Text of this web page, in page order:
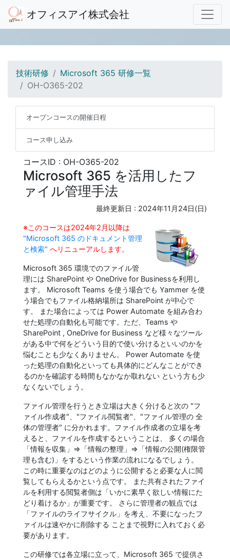
オフィスアイ株式会社
技術研修
Microsoft 365 研修一覧
OH-O365-202
オープンコースの開催日程
コース申し込み
コースID : OH-O365-202
Microsoft 365 を活用したフ
ァイル管理手法
最終更新日 : 2024年11月24日(日)
※このコースは2024年2月以降は
"Microsoft 365 のドキュメント管理
と検索" へリニューアルします。
Microsoft 365 環境でのファイル管
理には SharePoint や OneDrive for Businessを利用し
ます。 Microsoft Teams を使う場合でも Yammer を使
う場合でもファイル格納場所は SharePoint が中心で
す。 また場合によっては Power Automate を組み合わ
せた処理の自動化も可能です。ただ、Teams や
SharePoint , OneDrive for Business など様々なツール
がある中で何をどういう目的で使い分けるといいのかを
悩むことも少なくありません。 Power Automate を使
った処理の自動化といっても具体的にどんなことができ
るのかを確認する時間もなかなか取れない という方も少
なくないでしょう。
ファイル管理を行うとき立場は大きく分けると次の "フ
ァイル作成者"、"ファイル閲覧者"、"ファイル管理の 全
体の管理者" に分かれます。ファイル作成者の立場を考
えると、ファイルを作成するということは、 多くの場合
「情報を収集」⇒「情報の整理」⇒「情報の公開(権限管
理も含む)」をするという作業の流れになるでしょう。
この時に重要なのはどのように公開すると必要な人に閲
覧してもらえるかという点です。 また共有されたファイ
ルを利用する閲覧者側は「いかに素早く欲しい情報にた
どり着けるか」が重要です。 さらに管理者の観点では
「ファイルのライフサイクル」を考え、不要になったフ
ァイルは速やかに削除する ことまで視野に入れておく必
要があります。
この研修では各立場に立って、Microsoft 365 で提供さ